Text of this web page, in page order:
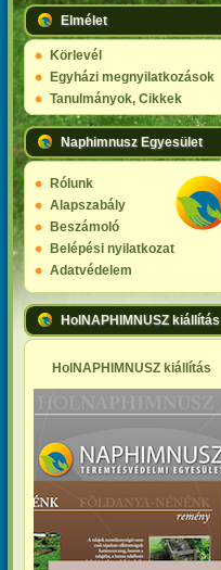
Elmélet
Körlevél
Egyházi megnyilatkozások
Tanulmányok, Cikkek
Naphimnusz Egyesület
Rólunk
Alapszabály
Beszámoló
Belépési nyilatkozat
Adatvédelem
HolNAPHIMNUSZ kiállítás
HolNAPHIMNUSZ kiállítás